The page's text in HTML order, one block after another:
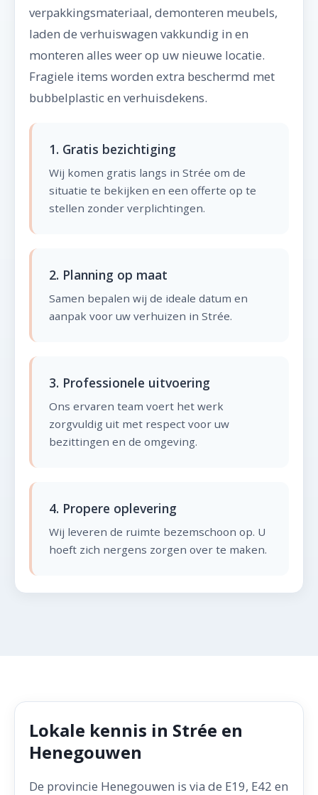
verpakkingsmateriaal, demonteren meubels,
laden de verhuiswagen vakkundig in en
monteren alles weer op uw nieuwe locatie.
Fragiele items worden extra beschermd met
bubbelplastic en verhuisdekens.
1. Gratis bezichtiging
Wij komen gratis langs in Strée om de
situatie te bekijken en een offerte op te
stellen zonder verplichtingen.
2. Planning op maat
Samen bepalen wij de ideale datum en
aanpak voor uw verhuizen in Strée.
3. Professionele uitvoering
Ons ervaren team voert het werk
zorgvuldig uit met respect voor uw
bezittingen en de omgeving.
4. Propere oplevering
Wij leveren de ruimte bezemschoon op. U
hoeft zich nergens zorgen over te maken.
Lokale kennis in Strée en
Henegouwen
De provincie Henegouwen is via de E19, E42 en